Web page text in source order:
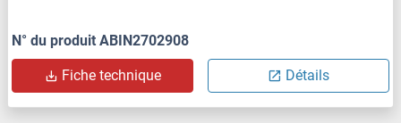
N° du produit ABIN2702908
Fiche technique Détails